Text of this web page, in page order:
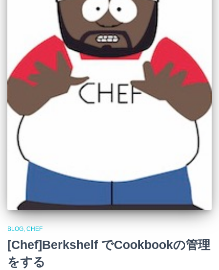
BLOG CHEF
[Chef]Berkshelf でCookbookの管理
をする